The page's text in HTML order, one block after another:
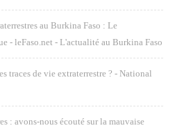
au Burkina Faso : Le
- leFaso.net - L'actualité au Burkina Faso
traces de vie extraterrestre ? - National
: avons-nous écouté sur la mauvaise